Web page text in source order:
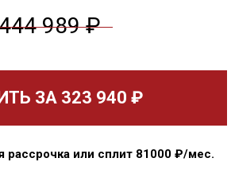
989 ₽
ЗА 323 940 ₽
рассрочка или сплит 81000₽/мес.